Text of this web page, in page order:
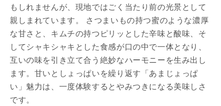
もしれませんが、現地ではごく当たり前の光景として
親しまれています。 さつまいもの持つ蜜のような濃厚
な甘さと、キムチの持つピリッとした辛味と酸味、そ
してシャキシャキとした食感が口の中で一体となり、
互いの味を引き立て合う絶妙なハーモニーを生み出し
ます。甘いとしょっぱいを繰り返す「あまじょっぱ
い」魅力は、一度体験するとやみつきになる美味しさ
です。